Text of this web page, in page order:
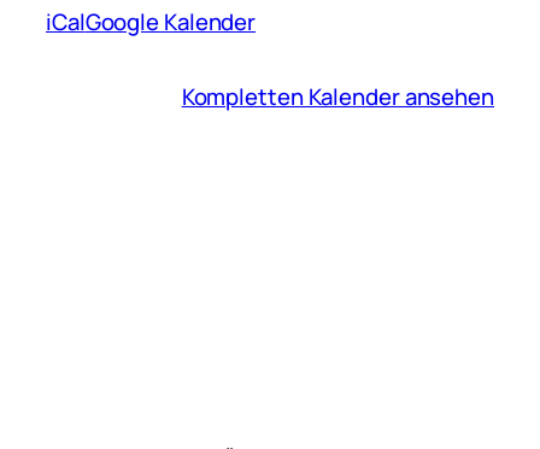
iCalGoogle Kalender
Kompletten Kalender ansehen